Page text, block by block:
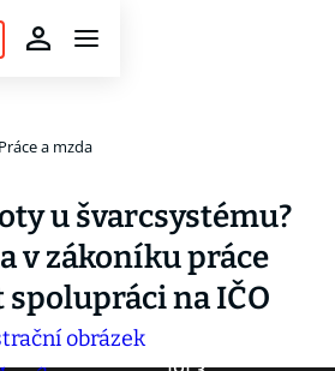
Práce a mzda
u švarcsystému?
v zákoníku práce
na IČO